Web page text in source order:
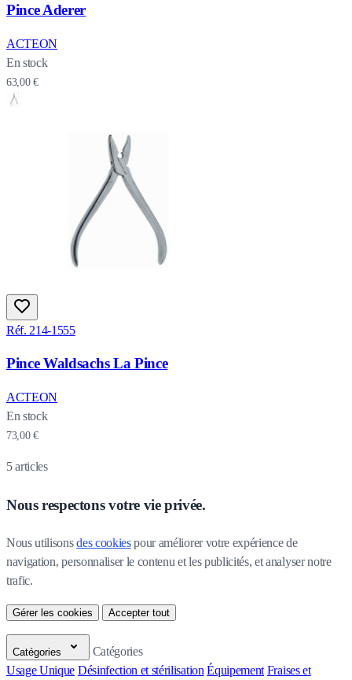
Pince Aderer
ACTEON
En stock
63,00 €
Réf. 214-1555
Pince Waldsachs La Pince
ACTEON
En stock
73,00 €
5articles
Nous respectons votre vie privée.
Nous utilisons des cookies pour améliorer votre expérience de
navigation, personnaliser le contenu et les publicités, et analyser notre
trafic.
Gérer les cookies Accepter tout
Catégories
Catégories
Usage Unique Désinfection et stérilisation Équipement Fraises et